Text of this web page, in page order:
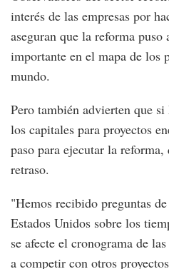
interés de las empresas por
aseguran que la reforma
importante en el mapa de los
mundo.
Pero también advierten que
los capitales para proyectos
paso para ejecutar la
retraso.
"Hemos recibido preguntas
Estados Unidos sobre los
se afecte el cronograma de
a competir con otros